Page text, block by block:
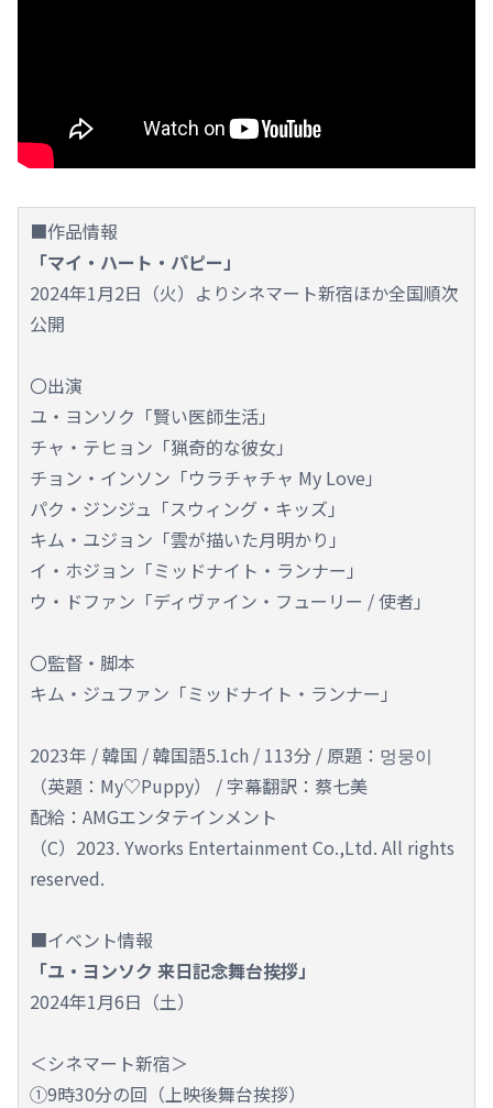
■作品情報
「マイ・ハート・パピー」
2024年1月2日（火）よりシネマート新宿ほか全国順次
公開
〇出演
ユ・ヨンソク「賢い医師生活」
チャ・テヒョン「猟奇的な彼女」
チョン・インソン「ウラチャチャ My Love」
パク・ジンジュ「スウィング・キッズ」
キム・ユジョン「雲が描いた月明かり」
イ・ホジョン「ミッドナイト・ランナー」
ウ・ドファン「ディヴァイン・フューリー / 使者」
〇監督・脚本
キム・ジュファン「ミッドナイト・ランナー」
2023年 / 韓国 / 韓国語5.1ch / 113分 / 原題：멍뭉이
（英題：My♡Puppy） / 字幕翻訳：蔡七美
配給：AMGエンタテインメント
（C）2023. Yworks Entertainment Co.,Ltd. All rights
reserved.
■イベント情報
「ユ・ヨンソク 来日記念舞台挨拶」
2024年1月6日（土）
＜シネマート新宿＞
①9時30分の回（上映後舞台挨拶）